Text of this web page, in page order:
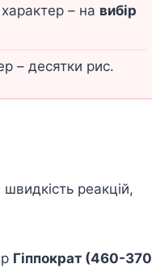
– на вибір
– десятки рис.
реакцій,
Гіппократ (460-370